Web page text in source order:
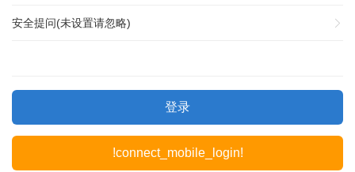
安全提问(未设置请忽略)
登录
!connect_mobile_login!